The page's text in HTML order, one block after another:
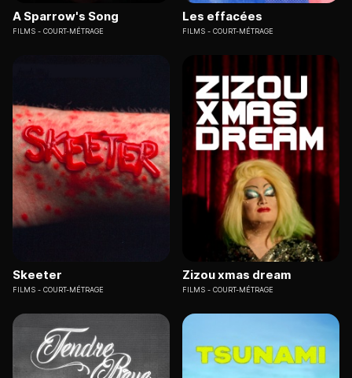
A Sparrow's Song
FILMS COURT-MÉTRAGE
Les effacées
FILMS COURT-MÉTRAGE
Skeeter
FILMS COURT-MÉTRAGE
Zizou xmas dream
FILMS COURT-MÉTRAGE